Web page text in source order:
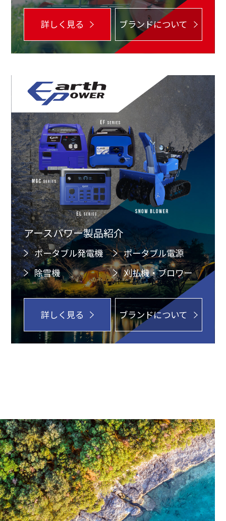
詳しく見る ブランドについて
アースパワー製品紹介
ポータブル発電機
ポータブル電源
除雪機
刈払機・ブロワー
詳しく見る ブランドについて